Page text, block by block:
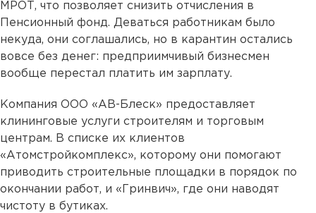
МРОТ, что позволяет снизить отчисления в
Пенсионный фонд. Деваться работникам было
некуда, они соглашались, но в карантин остались
вовсе без денег: предприимчивый бизнесмен
вообще перестал платить им зарплату.
Компания ООО «АВ-Блеск» предоставляет
клининговые услуги строителям и торговым
центрам. В списке их клиентов
«Атомстройкомплекс», которому они помогают
приводить строительные площадки в порядок по
окончании работ, и «Гринвич», где они наводят
чистоту в бутиках.